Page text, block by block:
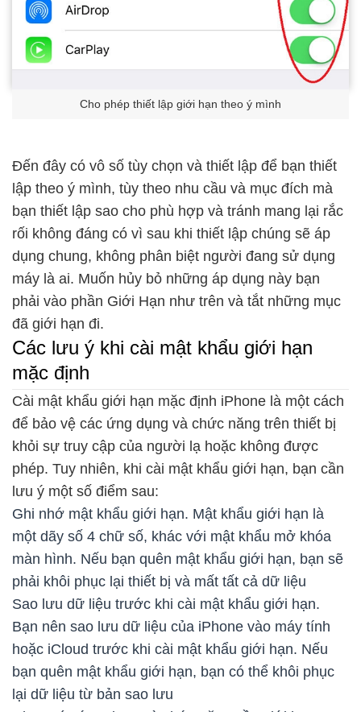
Cho phép thiết lập giới hạn theo ý mình
Đến đây có vô số tùy chọn và thiết lập để bạn thiết
lập theo ý mình, tùy theo nhu cầu và mục đích mà
bạn thiết lập sao cho phù hợp và tránh mang lại rắc
rối không đáng có vì sau khi thiết lập chúng sẽ áp
dụng chung, không phân biệt người đang sử dụng
máy là ai. Muốn hủy bỏ những áp dụng này bạn
phải vào phần Giới Hạn như trên và tắt những mục
đã giới hạn đi.
Các lưu ý khi cài mật khẩu giới hạn
mặc định
Cài mật khẩu giới hạn mặc định iPhone là một cách
để bảo vệ các ứng dụng và chức năng trên thiết bị
khỏi sự truy cập của người lạ hoặc không được
phép. Tuy nhiên, khi cài mật khẩu giới hạn, bạn cần
lưu ý một số điểm sau:
Ghi nhớ mật khẩu giới hạn. Mật khẩu giới hạn là
một dãy số 4 chữ số, khác với mật khẩu mở khóa
màn hình. Nếu bạn quên mật khẩu giới hạn, bạn sẽ
phải khôi phục lại thiết bị và mất tất cả dữ liệu
Sao lưu dữ liệu trước khi cài mật khẩu giới hạn.
Bạn nên sao lưu dữ liệu của iPhone vào máy tính
hoặc iCloud trước khi cài mật khẩu giới hạn. Nếu
bạn quên mật khẩu giới hạn, bạn có thể khôi phục
lại dữ liệu từ bản sao lưu